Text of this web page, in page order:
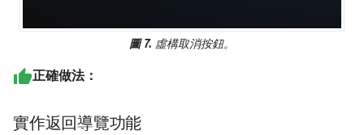
圖 7. 虛構取消按鈕。
正確做法：
實作返回導覽功能